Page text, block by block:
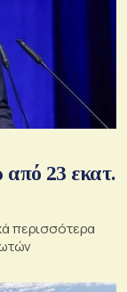
23 εκατ.
περισσότερα